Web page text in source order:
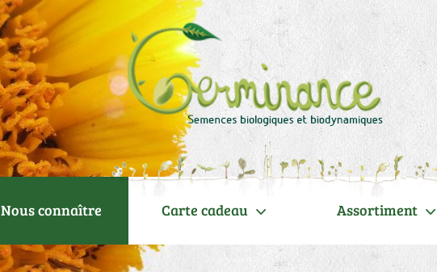
Nous connaître Carte cadeau Assortiment